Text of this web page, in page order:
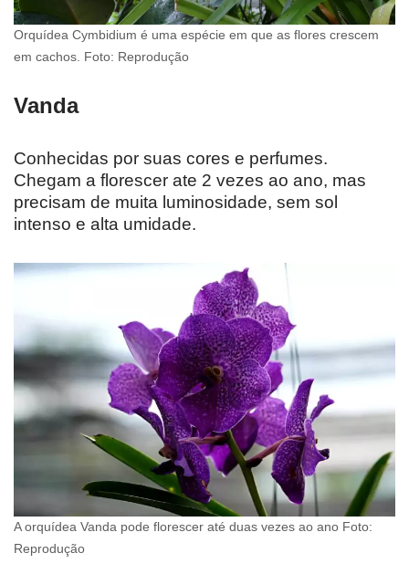
Orquídea Cymbidium é uma espécie em que as flores crescem
em cachos. Foto: Reprodução
Vanda
Conhecidas por suas cores e perfumes.
Chegam a florescer ate 2 vezes ao ano, mas
precisam de muita luminosidade, sem sol
intenso e alta umidade.
A orquídea Vanda pode florescer até duas vezes ao ano Foto:
Reprodução